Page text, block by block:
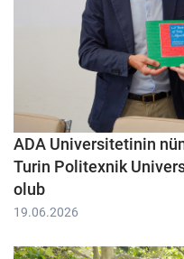
ADA Universitetinin
Turin Politexnik
olub
19.06.2026